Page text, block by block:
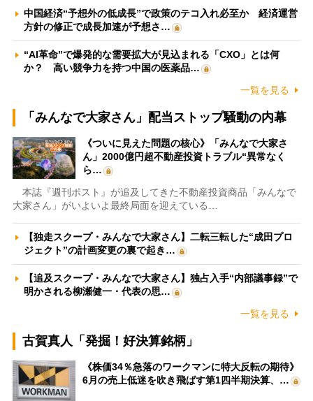
中国経済“予想外の低成長”で政策のテコ入れ必至か 経済運営
方針の修正で成長加速が予想さ…
“AI革命”で爆発的な需要拡大が見込まれる「CXO」とは何
か？ 高い競争力を持つ中国の医薬品…
一覧を見る
「みんなで大家さん」配当ストップ騒動の内幕
《ついに見えた問題の核心》「みんなで大家さ
ん」2000億円超不動産投資トラブル“異常なく
ら…
本誌『週刊ポスト』が追及してきた不動産投資商品「みんなで
大家さん」がいよいよ最終局面を迎えている…
【独走スクープ・みんなで大家さん】二転三転した“成田プロ
ジェクト”の計画変更の裏で起き…
【追及スクープ・みんなで大家さん】独占入手“内部議事録”で
明かされる柳瀬健一・代表の思…
一覧を見る
古賀真人「発掘！好決算銘柄」
《株価34％急落のワークマンに特大反転の期待》
6月の売上低迷を吹き飛ばす第1四半期決算、…